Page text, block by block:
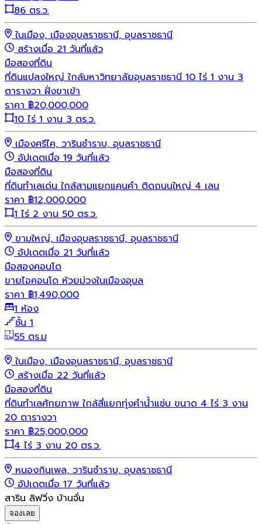
86 ตร.ว.
ในเมือง, เมืองอุบลราชธานี, อุบลราชธานี
สร้างเมื่อ 21 วันที่แล้ว
มือสองที่ดิน
ที่ดินแปลงใหญ่ ใกล้มหาวิทยาลัยอุบลราชธานี 10 ไร่ 1 งาน 3
ตารางวา ฝั่งขาเข้า
ราคา ฿20,000,000
10 ไร่ 1 งาน 3 ตร.ว.
เมืองศรีไค, วารินชำราบ, อุบลราชธานี
อัปเดตเมื่อ 19 วันที่แล้ว
มือสองที่ดิน
ที่ดินทำเลเด่น ใกล้สามแยกแคนคำ ติดถนนใหญ่ 4 เลน
ราคา ฿12,000,000
1 ไร่ 2 งาน 50 ตร.ว.
ขามใหญ่, เมืองอุบลราชธานี, อุบลราชธานี
อัปเดตเมื่อ 21 วันที่แล้ว
มือสองคอนโด
ขายไอคอนโด ห้วยม่วงในเมืองอุบล
ราคา ฿1,490,000
1 ห้อง
ชั้น 1
55 ตร.ม
ในเมือง, เมืองอุบลราชธานี, อุบลราชธานี
สร้างเมื่อ 22 วันที่แล้ว
มือสองที่ดิน
ที่ดินทำเลศักยภาพ ใกล้สี่แยกทุ่งคำน้ำแซ่บ ขนาด 4 ไร่ 3 งาน
20 ตารางวา
ราคา ฿25,000,000
4 ไร่ 3 งาน 20 ตร.ว.
หนองกินเพล, วารินชำราบ, อุบลราชธานี
อัปเดตเมื่อ 17 วันที่แล้ว
สาริน ลิฟวิ่ง บ้านจั่น
จองเลย